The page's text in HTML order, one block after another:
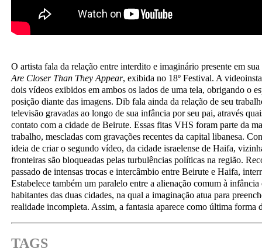
O artista fala da relação entre interdito e imaginário presente em
Are Closer Than They Appear, exibida no 18º Festival. A
dois vídeos exibidos em ambos os lados de uma tela, obrigando o
posição diante das imagens. Dib fala ainda da relação de seu
televisão gravadas ao longo de sua infância por seu pai, através
contato com a cidade de Beirute. Essas fitas VHS foram parte da
trabalho, mescladas com gravações recentes da capital libanesa.
ideia de criar o segundo vídeo, da cidade israelense de Haifa,
fronteiras são bloqueadas pelas turbulências políticas na região.
passado de intensas trocas e intercâmbio entre Beirute e Haifa,
Estabelece também um paralelo entre a alienação comum à infância
habitantes das duas cidades, na qual a imaginação atua para
realidade incompleta. Assim, a fantasia aparece como última forma
TAGS